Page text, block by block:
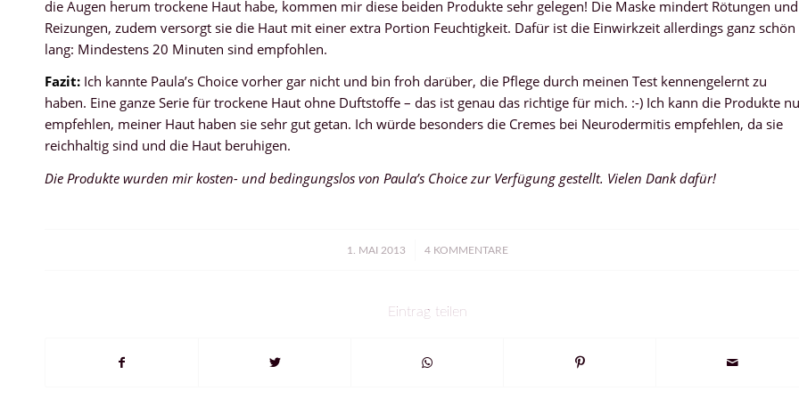
die Augen herum trockene Haut habe, kommen mir diese beiden Produkte sehr gelegen! Die Maske mindert Rötungen und
Reizungen, zudem versorgt sie die Haut mit einer extra Portion Feuchtigkeit. Dafür ist die Einwirkzeit allerdings ganz schön
lang: Mindestens 20 Minuten sind empfohlen.
Fazit: Ich kannte Paula’s Choice vorher gar nicht und bin froh darüber, die Pflege durch meinen Test kennengelernt zu
haben. Eine ganze Serie für trockene Haut ohne Duftstoffe – das ist genau das richtige für mich. :-) Ich kann die Produkte
empfehlen, meiner Haut haben sie sehr gut getan. Ich würde besonders die Cremes bei Neurodermitis empfehlen, da sie
reichhaltig sind und die Haut beruhigen.
Die Produkte wurden mir kosten- und bedingungslos von Paula’s Choice zur Verfügung gestellt. Vielen Dank dafür!
1. MAI 2013
/ 4 KOMMENTARE
Eintrag teilen